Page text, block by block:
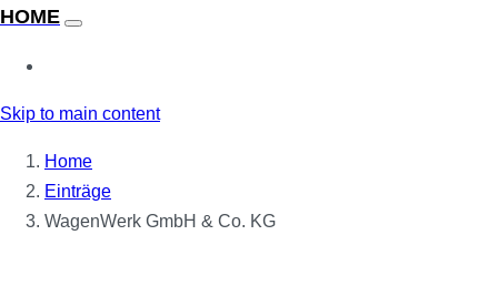
Skip to main content
Home
Einträge
WagenWerk GmbH & Co. KG